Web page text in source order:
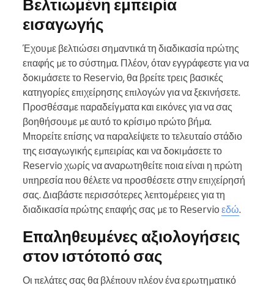
Βελτιωμένη εμπειρία
εισαγωγής
Έχουμε βελτιώσει σημαντικά τη διαδικασία πρώτης
επαφής με το σύστημα. Πλέον, όταν εγγράφεστε για να
δοκιμάσετε το Reservio, θα βρείτε τρεις βασικές
κατηγορίες επιχείρησης επιλογών για να ξεκινήσετε.
Προσθέσαμε παραδείγματα και εικόνες για να σας
βοηθήσουμε με αυτό το κρίσιμο πρώτο βήμα.
Μπορείτε επίσης να παραλείψετε το τελευταίο στάδιο
της εισαγωγικής εμπειρίας και να δοκιμάσετε το
Reservio χωρίς να αναρωτηθείτε ποια είναι η πρώτη
υπηρεσία που θέλετε να προσθέσετε στην επιχείρησή
σας. Διαβάστε περισσότερες λεπτομέρειες για τη
διαδικασία πρώτης επαφής σας με το Reservio εδώ.
Επαληθευμένες αξιολογήσεις
στον ιστότοπό σας
Οι πελάτες σας θα βλέπουν πλέον ένα ερωτηματικό